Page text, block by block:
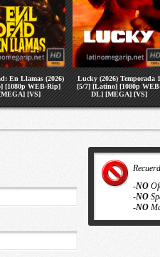
En Llamas (2026)
[1080p WEB-Rip]
[VS]
Lucky (2026) Temporada 1
[5/7] [Latino] [1080p
DL] [MEGA] [VS]
-NO
-NO
-NO